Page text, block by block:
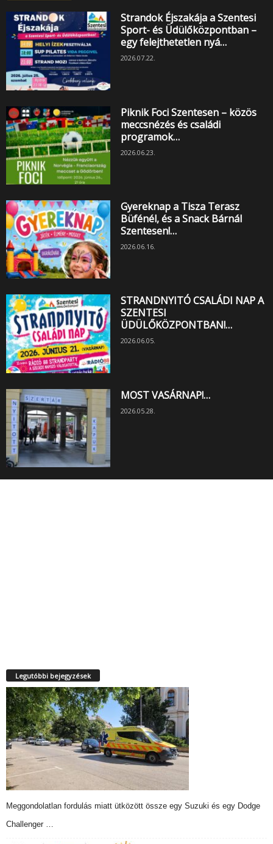
Strandok Éjszakája a Szentesi
Sport- és Üdülőközpontban –
egy felejthetetlen nyá…
2026.07.22.
Piknik Foci Szentesen – közös
meccsnézés és családi
programok…
2026.06.23.
Gyereknap a Tisza Terasz
Büfénél, és a Snack Bárnál
Szentesen!…
2026.06.16.
STRANDNYITÓ CSALÁDI NAP A
SZENTESI
ÜDÜLŐKÖZPONTBAN!…
2026.06.05.
MOST VASÁRNAP!…
2026.05.28.
Legutóbbi bejegyzések
Meggondolatlan fordulás miatt ütközött össze egy Suzuki és egy Dodge
Challenger …